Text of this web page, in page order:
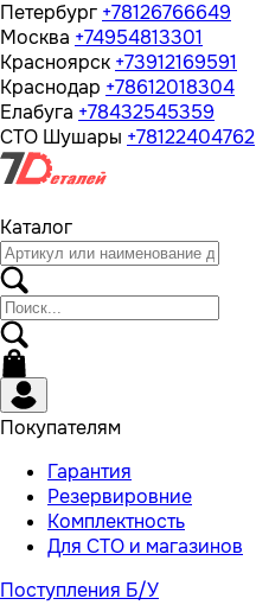
Петербург +78126766649
Москва +74954813301
Красноярск +73912169591
Краснодар +78612018304
Елабуга +78432545359
СТО Шушары +78122404762
Каталог
Покупателям
Гарантия
Резервировние
Комплектность
Для СТО и магазинов
Поступления Б/У